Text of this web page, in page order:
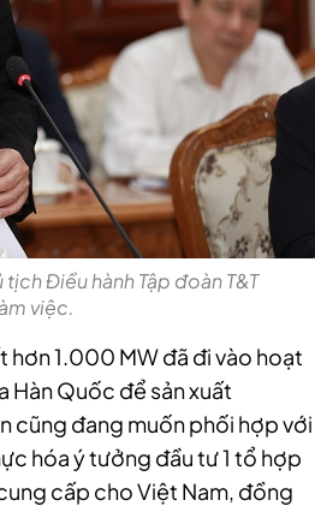
Điều hành Tập đoàn T&T
việc.
hơn 1.000 MW đã đi vào hoạt
Hàn Quốc để sản xuất
cũng đang muốn phối hợp với
hóa ý tưởng đầu tư 1 tổ hợp
cấp cho Việt Nam, đồng